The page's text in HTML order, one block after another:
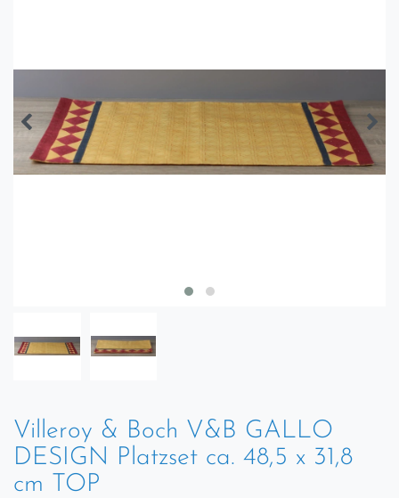
Villeroy & Boch V&B GALLO
DESIGN Platzset ca. 48,5 x 31,8
cm TOP